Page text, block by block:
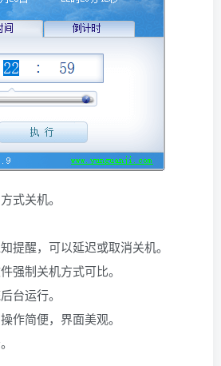
式关机。
提醒，可以延迟或取消关机。
强制关机方式可比。
台运行。
作简便，界面美观。